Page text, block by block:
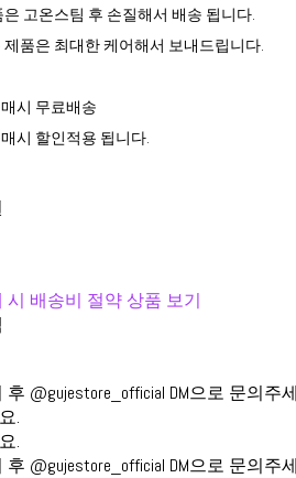
은 고온스팀 후 손질해서 배송 됩니다.
제품은 최대한 케어해서 보내드립니다.
시 무료배송
시 할인적용 됩니다.
시 배송비 절약 상품 보기
@gujestore_official DM으로 문의주
.
.
@gujestore_official DM으로 문의주